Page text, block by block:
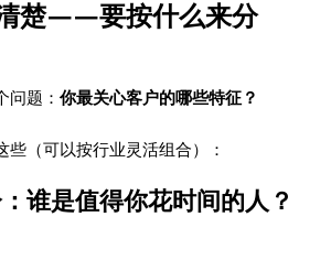
楚——要按什么来分
问题：你最关心客户的哪些特征？
些（可以按行业灵活组合）：
谁是值得你花时间的人？